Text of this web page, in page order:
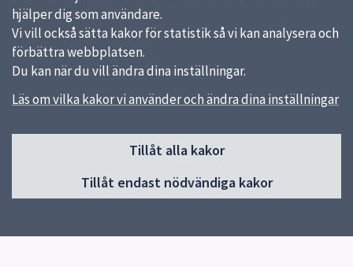
hjälper dig som användare.
Vi vill också sätta kakor för statistik så vi kan analysera och
förbättra webbplatsen.
Du kan när du vill ändra dina inställningar.
Läs om vilka kakor vi använder och ändra dina inställningar
Tillåt alla kakor
Tillåt endast nödvändiga kakor
Sidfot
Våra kök och menyer